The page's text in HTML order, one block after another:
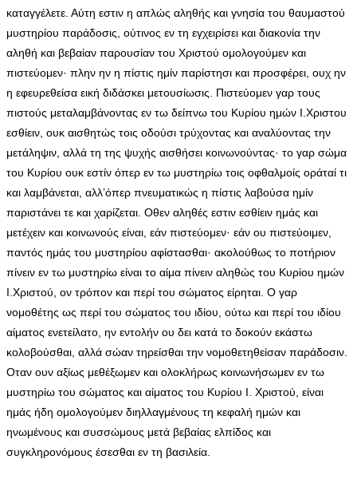
καταγγέλετε. Αύτη εστιν η απλώς αληθής και γνησία του θαυμαστού
μυστηρίου παράδοσις, ούτινος εν τη εγχειρίσει και διακονία την
αληθή και βεβαίαν παρουσίαν του Χριστού ομολογούμεν και
πιστεύομεν· πλην ην η πίστις ημίν παρίστησι και προσφέρει, ουχ ην
η εφευρεθείσα εική διδάσκει μετουσίωσις. Πιστεύομεν γαρ τους
πιστούς μεταλαμβάνοντας εν τω δείπνω του Κυρίου ημών Ι.Χριστου
εσθίειν, ουκ αισθητώς τοις οδούσι τρύχοντας και αναλύοντας την
μετάληψιν, αλλά τη της ψυχής αισθήσει κοινωνούντας· το γαρ σώμα
του Κυρίου ουκ εστίν όπερ εν τω μυστηρίω τοις οφθαλμοίς οράταί τι
και λαμβάνεται, αλλ’όπερ πνευματικώς η πίστις λαβούσα ημίν
παριστάνει τε και χαρίζεται. Οθεν αληθές εστιν εσθίειν ημάς και
μετέχειν και κοινωνούς είναι, εάν πιστεύομεν· εάν ου πιστεύοιμεν,
παντός ημάς του μυστηρίου αφίστασθαι· ακολούθως το ποτήριον
πίνειν εν τω μυστηρίω είναι το αίμα πίνειν αληθώς του Κυρίου ημών
Ι.Χριστού, ον τρόπον και περί του σώματος είρηται. Ο γαρ
νομοθέτης ως περί του σώματος του ιδίου, ούτω και περί του ιδίου
αίματος ενετείλατο, ην εντολήν ου δει κατά το δοκούν εκάστω
κολοβούσθαι, αλλά σώαν τηρείσθαι την νομοθετηθείσαν παράδοσιν.
Οταν ουν αξίως μεθέξωμεν και ολοκλήρως κοινωνήσωμεν εν τω
μυστηρίω του σώματος και αίματος του Κυρίου Ι. Χριστού, είναι
ημάς ήδη ομολογούμεν διηλλαγμένους τη κεφαλή ημών και
ηνωμένους και συσσώμους μετά βεβαίας ελπίδος και
συγκληρονόμους έσεσθαι εν τη βασιλεία.